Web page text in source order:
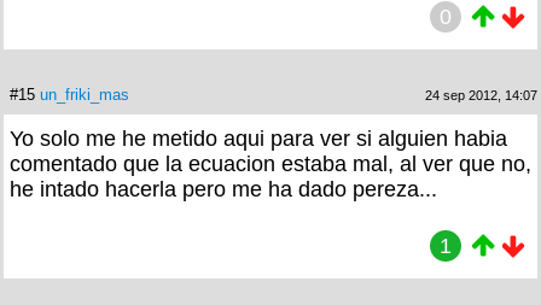
0
#15 un_friki_mas 24 sep 2012, 14:07
Yo solo me he metido aqui para ver si alguien habia
comentado que la ecuacion estaba mal, al ver que no,
he intado hacerla pero me ha dado pereza...
1